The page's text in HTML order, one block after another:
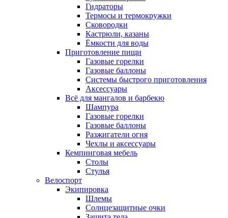
Гидраторы
Термосы и термокружки
Сковородки
Кастрюли, казаны
Ёмкости для воды
Приготовление пищи
Газовые горелки
Газовые баллоны
Системы быстрого приготовления
Аксессуары
Всё для мангалов и барбекю
Шампура
Газовые горелки
Газовые баллоны
Разжигатели огня
Чехлы и аксессуары
Кемпинговая мебель
Столы
Стулья
Велоспорт
Экипировка
Шлемы
Солнцезащитные очки